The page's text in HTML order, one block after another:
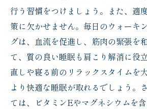
行う習慣をつけましょう。また、適
策に欠かせません。毎日のウォーキ
グは、血流を促進し、筋肉の緊張を
て、質の良い睡眠も肩こり解消に役
直しや寝る前のリラックスタイムを
より快適な睡眠が取れるでしょう。
ては、ビタミンEやマグネシウムを